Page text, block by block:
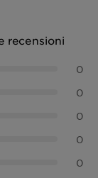
recensioni
0
0
0
0
0